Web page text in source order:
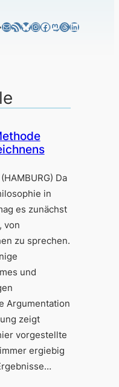
E-MailRSS-FeedBluesky
Instagram
Facebook
Mastodon
Threads
LinkedIn
Da
in
es zunächst
von
zu sprechen.
und
Argumentation
zeigt
vorgestellte
ergiebig